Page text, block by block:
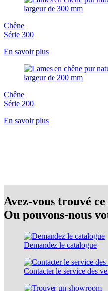
Chêne
Série 300
En savoir plus
Chêne
Série 200
En savoir plus
Avez-vous trouvé
Ou pouvons-nous
Demandez le catalogue
Contacter le service des